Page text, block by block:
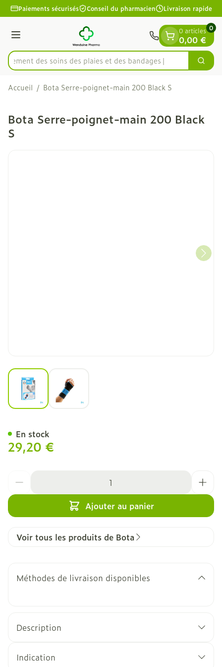
Aller au contenu
1 de 1
Paiements sécurisés Conseil du pharmacien Livraison rapide
Menu
Rechercherdes soins des plaies et des bandages
0 articles
0,00 €
0
Accueil / Bota Serre-poignet-main 200 Black S
Bota Serre-poignet-main 200 Black
S
View larger image
29,20 €
Ajouter au panier
En stock
Voir tous les produits de Bota
Méthodes de livraison disponibles
Description
Indication